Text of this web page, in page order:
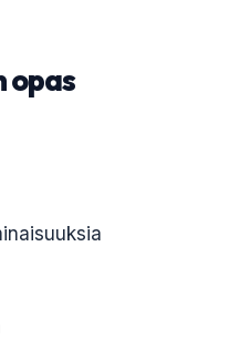
opas